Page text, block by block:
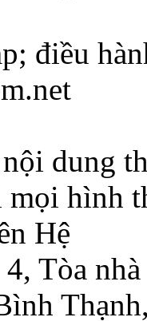
điều
dung
mọi hình
Hệ
Tòa